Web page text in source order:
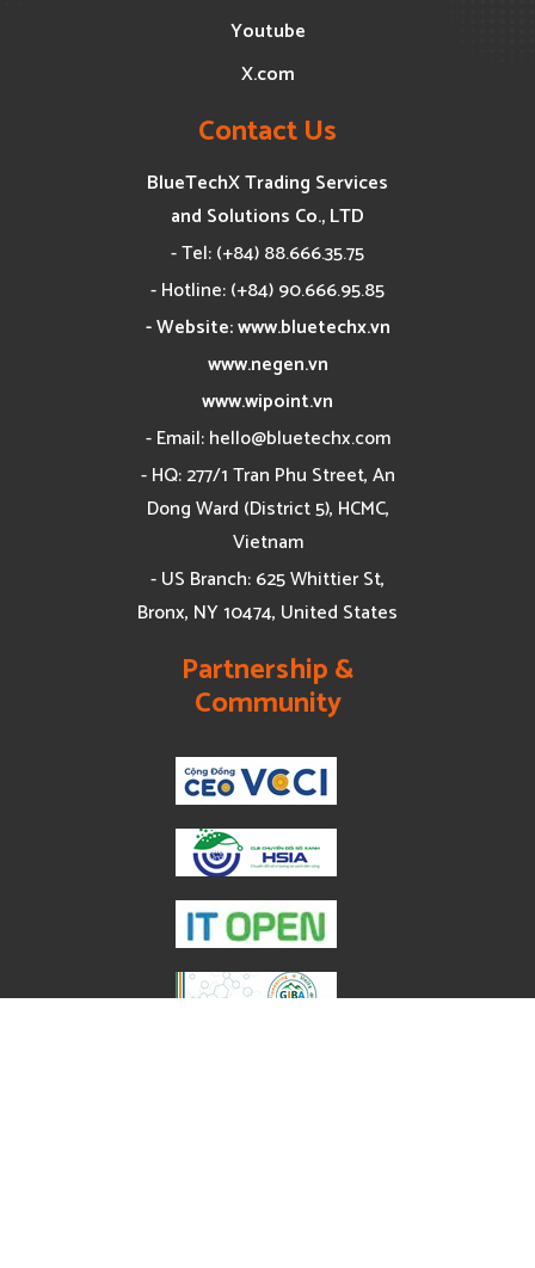
Youtube
X.com
Contact Us
BlueTechX Trading Services
and Solutions Co., LTD
- Tel: (+84) 88.666.35.75
- Hotline: (+84) 90.666.95.85
- Website: www.bluetechx.vn
www.negen.vn
www.wipoint.vn
- Email:hello@bluetechx.com
- HQ: 277/1 Tran Phu Street, An
Dong Ward (District 5), HCMC,
Vietnam
- US Branch: 625 Whittier St,
Bronx, NY 10474, United States
Partnership &
Community